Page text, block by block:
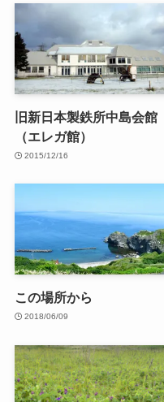
旧新日本製鉄所中島会館
（エレガ館）
2015/12/16
この場所から
2018/06/09